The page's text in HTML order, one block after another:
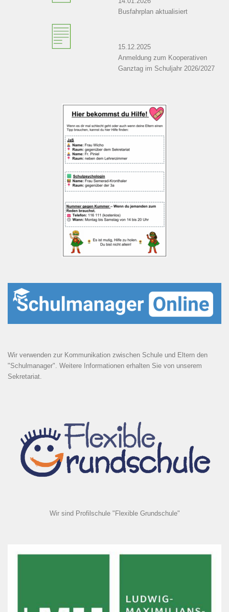
Busfahrplan aktualisiert
15.12.2025
Anmeldung zum Kooperativen
Ganztag im Schuljahr 2026/2027
Wir verwenden zur Kommunikation zwischen Schule und Eltern den
"Schulmanager". Weitere Informationen erhalten Sie von unserem
Sekretariat.
Wir sind Profilschule "Flexible Grundschule"